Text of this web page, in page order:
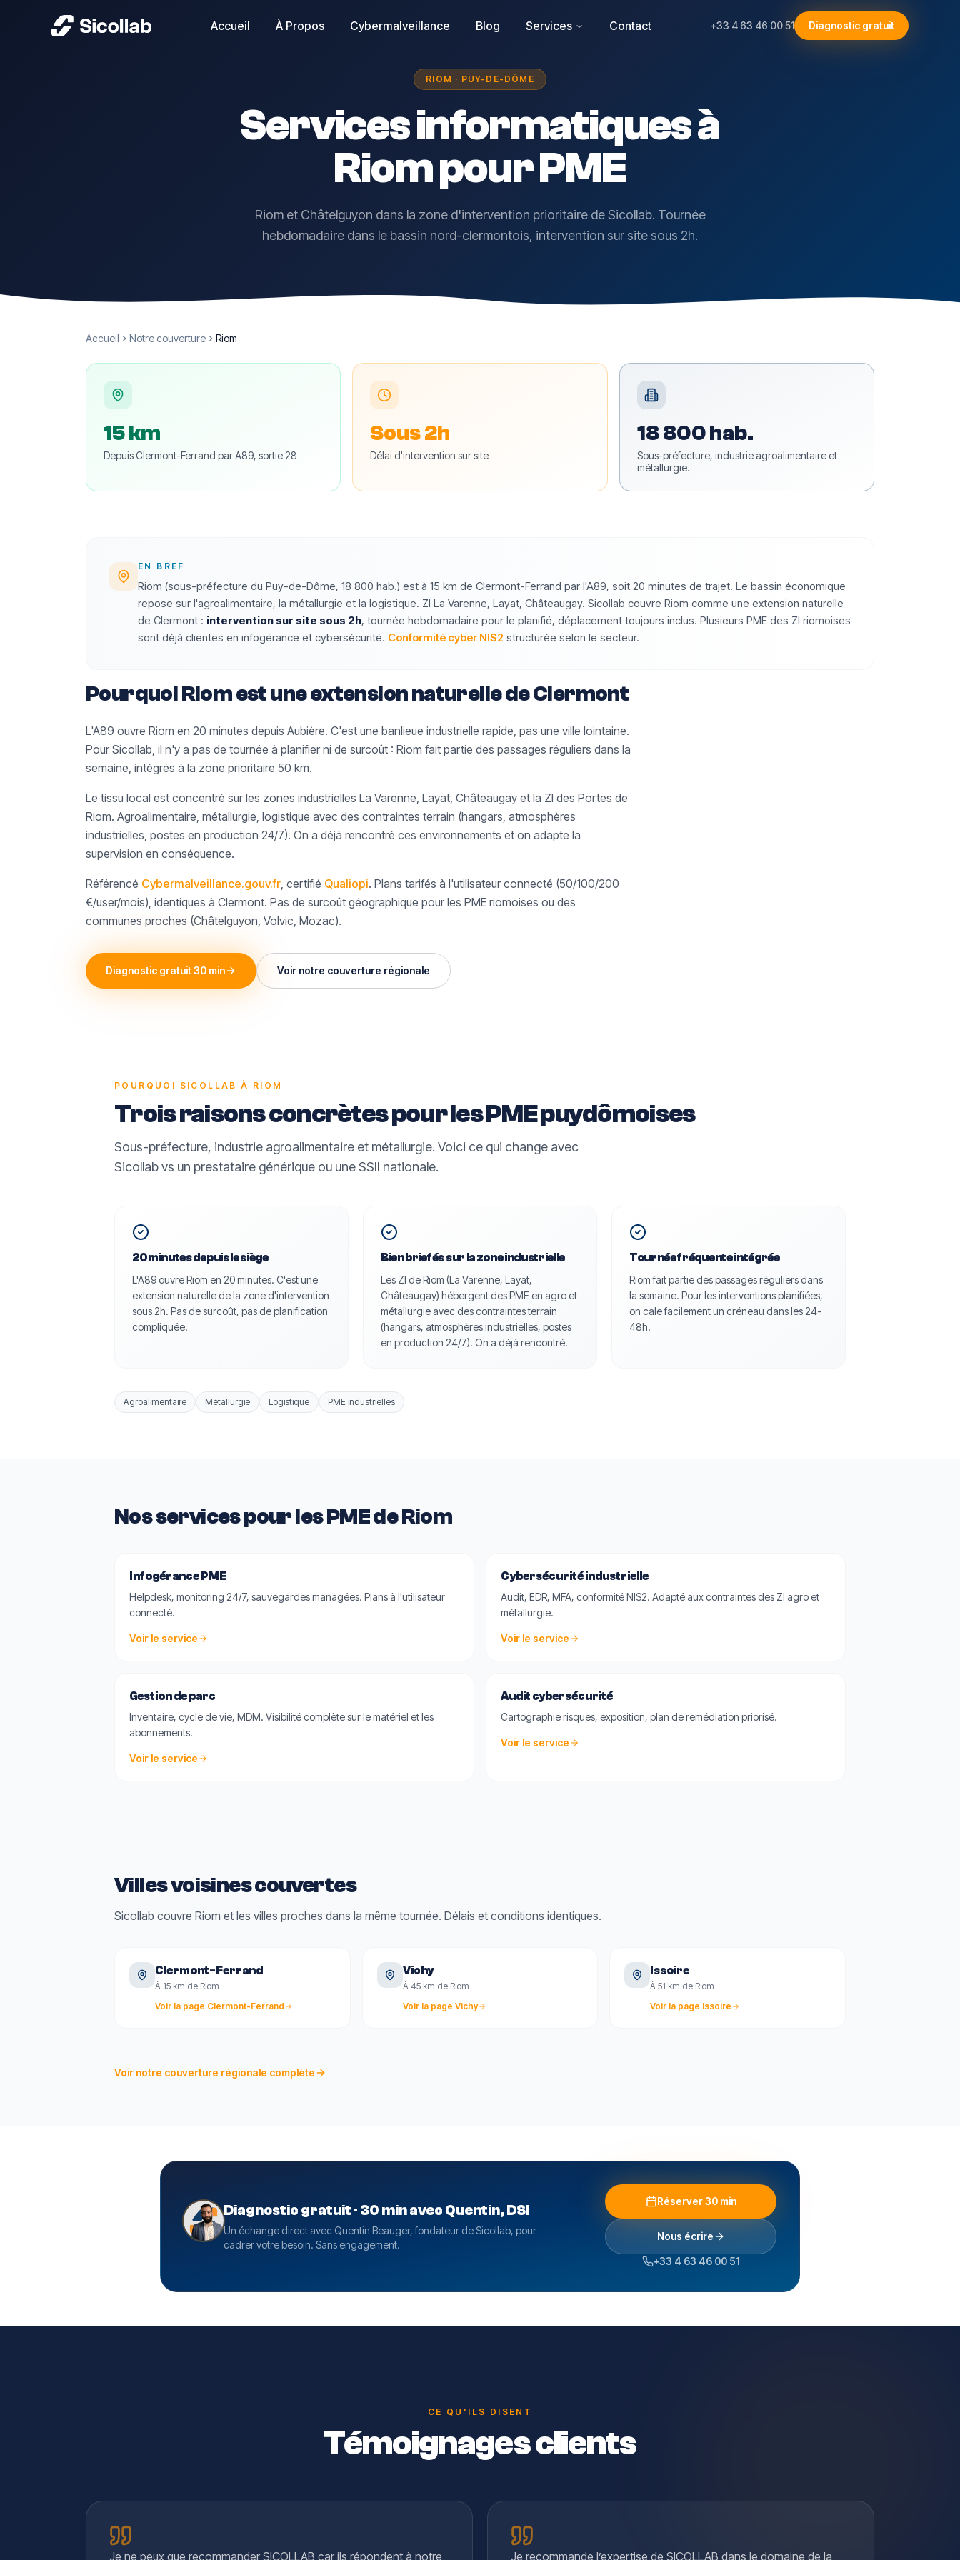
Accueil À Propos Cybermalveillance Blog Services Contact +33 4 63 46 00 51 Diagnostic gratuit
RIOM · PUY-DE-DÔME
Services informatiques à
Riom pour PME
Riom et Châtelguyon dans la zone d'intervention prioritaire de Sicollab. Tournée
hebdomadaire dans le bassin nord-clermontois, intervention sur site sous 2h.
Accueil Notre couverture Riom
15 km
Depuis Clermont-Ferrand par A89, sortie 28
Sous 2h
Délai d'intervention sur site
18 800 hab.
Sous-préfecture, industrie agroalimentaire et
métallurgie.
EN BREF
Riom (sous-préfecture du Puy-de-Dôme, 18 800 hab.) est à 15 km de Clermont-Ferrand par l'A89, soit 20 minutes de trajet. Le bassin économique
repose sur l'agroalimentaire, la métallurgie et la logistique. ZI La Varenne, Layat, Châteaugay. Sicollab couvre Riom comme une extension naturelle
de Clermont : intervention sur site sous 2h, tournée hebdomadaire pour le planifié, déplacement toujours inclus. Plusieurs PME des ZI riomoises
sont déjà clientes en infogérance et cybersécurité. Conformité cyber NIS2 structurée selon le secteur.
Pourquoi Riom est une extension naturelle de Clermont
L'A89 ouvre Riom en 20 minutes depuis Aubière. C'est une banlieue industrielle rapide, pas une ville lointaine.
Pour Sicollab, il n'y a pas de tournée à planifier ni de surcoût : Riom fait partie des passages réguliers dans la
semaine, intégrés à la zone prioritaire 50 km.
Le tissu local est concentré sur les zones industrielles La Varenne, Layat, Châteaugay et la ZI des Portes de
Riom. Agroalimentaire, métallurgie, logistique avec des contraintes terrain (hangars, atmosphères
industrielles, postes en production 24/7). On a déjà rencontré ces environnements et on adapte la
supervision en conséquence.
Référencé Cybermalveillance.gouv.fr, certifié Qualiopi. Plans tarifés à l'utilisateur connecté (50/100/200
€/user/mois), identiques à Clermont. Pas de surcoût géographique pour les PME riomoises ou des
communes proches (Châtelguyon, Volvic, Mozac).
Diagnostic gratuit 30 min Voir notre couverture régionale
POURQUOI SICOLLAB À RIOM
Trois raisons concrètes pour les PMEpuydômoises
Sous-préfecture, industrie agroalimentaire et métallurgie. Voici ce qui change avec
Sicollab vs un prestataire générique ou une SSII nationale.
20 minutes depuis le siège
L'A89 ouvre Riom en 20 minutes. C'est une
extension naturelle de la zone d'intervention
sous 2h. Pas de surcoût, pas de planification
compliquée.
Bien briefés sur la zone industrielle
Les ZI de Riom (La Varenne, Layat,
Châteaugay) hébergent des PME en agro et
métallurgie avec des contraintes terrain
(hangars, atmosphères industrielles, postes
en production 24/7). On a déjà rencontré.
Tournée fréquente intégrée
Riom fait partie des passages réguliers dans
la semaine. Pour les interventions planifiées,
on cale facilement un créneau dans les 24-
48h.
Agroalimentaire Métallurgie Logistique PME industrielles
Nos services pour les PME de Riom
Infogérance PME
Helpdesk, monitoring 24/7, sauvegardes managées. Plans à l'utilisateur
connecté.
Voir le service
Cybersécurité industrielle
Audit, EDR, MFA, conformité NIS2. Adapté aux contraintes des ZI agro et
métallurgie.
Voir le service
Gestion de parc
Inventaire, cycle de vie, MDM. Visibilité complète sur le matériel et les
abonnements.
Voir le service
Audit cybersécurité
Cartographie risques, exposition, plan de remédiation priorisé.
Voir le service
Villes voisines couvertes
Sicollab couvre Riom et les villes proches dans la même tournée. Délais et conditions identiques.
Clermont-Ferrand
À 15 km de Riom
Voir la page Clermont-Ferrand
Vichy
À 45 km de Riom
Voir la page Vichy
Issoire
À 51 km de Riom
Voir la page Issoire
Voir notre couverture régionale complète
Diagnostic gratuit · 30 min avec Quentin, DSI
Un échange direct avec Quentin Beauger, fondateur de Sicollab, pour
cadrer votre besoin. Sans engagement.
Réserver 30 min
Nous écrire
+33 4 63 46 00 51
CE QU'ILS DISENT
Témoignages clients
Je ne peux que recommander SICOLLAB car ils répondent à notre Je recommande l’expertise de SICOLLAB dans le domaine de la